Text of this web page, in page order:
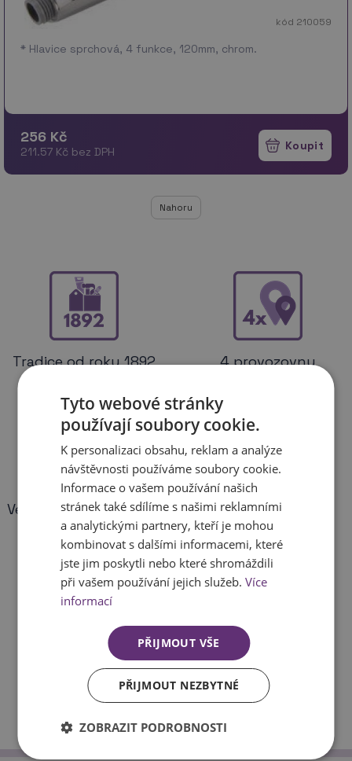
kód 210059
* Hlavice sprchová, 4 funkce, 120mm, chrom.
256 Kč
211.57 Kč bez DPH
Nahoru
Tradice od roku 1892 4 provozovny
Velké skladové zásoby Rychlé dodání
Slevy pro firemní
zákazníky
Poradenství
Tyto webové stránky
používají soubory cookie.
K personalizaci obsahu, reklam a analýze
návštěvnosti používáme soubory cookie.
Informace o vašem používání našich
stránek také sdílíme s našimi reklamními
a analytickými partnery, kteří je mohou
kombinovat s dalšími informacemi, které
jste jim poskytli nebo které shromáždili
při vašem používání jejich služeb.Více
informací
PŘIJMOUT VŠE
PŘIJMOUT NEZBYTNÉ
ZOBRAZIT PODROBNOSTI